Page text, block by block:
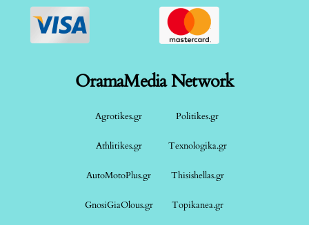
OramaMedia Network
Agrotikes.gr Politikes.gr
Athlitikes.gr Texnologika.gr
AutoMotoPlus.gr Thisishellas.gr
GnosiGiaOlous.gr Topikanea.gr